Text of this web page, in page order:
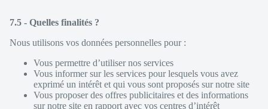
7.5 - Quelles finalités ?
Nous utilisons vos données personnelles pour :
Vous permettre d’utiliser nos services
Vous informer sur les services pour lesquels vous avez
exprimé un intérêt et qui vous sont proposés sur notre site
Vous proposer des offres publicitaires et des informations
sur notre site en rapport avec vos centres d’intérêt